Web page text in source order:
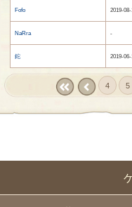
Fofo 2019-
NaRra -
鉈 2019-
4 5